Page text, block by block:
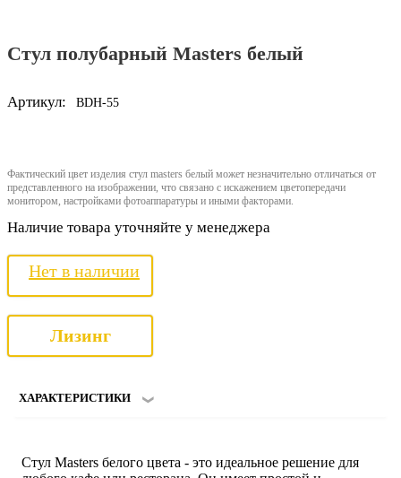
Стул полубарный Masters белый
Артикул: BDH-55
Фактический цвет изделия стул masters белый может незначительно отличаться от
представленного на изображении, что связано с искажением цветопередачи
монитором, настройками фотоаппаратуры и иными факторами.
Наличие товара уточняйте у менеджера
Нет в наличии
Лизинг
ХАРАКТЕРИСТИКИ
Стул Masters белого цвета - это идеальное решение для